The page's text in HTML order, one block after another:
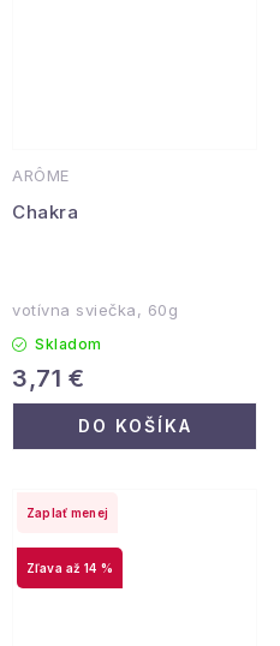
ARÔME
Chakra
votívna sviečka, 60g
Skladom
3,71 €
DO KOŠÍKA
až 14 %
Zaplať menej